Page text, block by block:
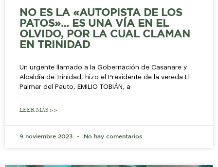
NO ES LA «AUTOPISTA DE LOS
PATOS»… ES UNA VÍA EN EL
OLVIDO, POR LA CUAL CLAMAN
EN TRINIDAD
Un urgente llamado a la Gobernación de Casanare y
Alcaldía de Trinidad, hizo el Presidente de la vereda El
Palmar del Pauto, EMILIO TOBIÁN, a
LEER MÁS >>
9 noviembre 2023 No hay comentarios